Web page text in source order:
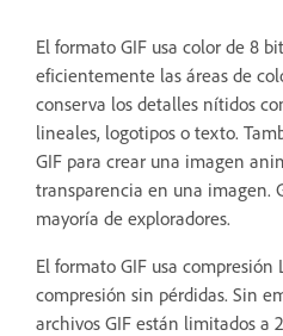
El formato GIF usa color de 8
eficientemente las áreas de
conserva los detalles nítidos
lineales, logotipos o texto.
GIF para crear una imagen
transparencia en una imagen.
mayoría de exploradores.
El formato GIF usa
compresión sin pérdidas. Sin
archivos GIF están limitados a